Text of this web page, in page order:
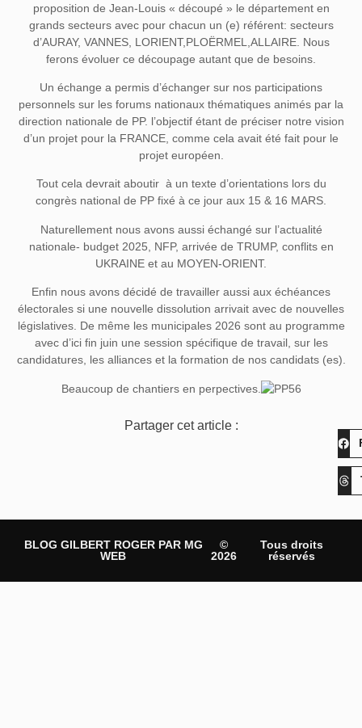
proposition de Jean-Louis « découpé » le département en
grands secteurs avec pour chacun un (e) référent: secteurs
d’AURAY, VANNES, LORIENT,PLOËRMEL,ALLAIRE. Nous
ferons évoluer ce découpage autant que de besoins.
Un échange a permis d’échanger sur nos participations
personnels sur les forums nationaux thématiques animés par la
direction nationale de PP. l’objectif étant de préciser notre vision
d’un projet pour la FRANCE, comme cela avait été fait pour le
projet européen.
Tout cela devrait aboutir à un texte d’orientations lors du
congrès national de PP fixé à ce jour aux 15 & 16 MARS.
Naturellement nous avons aussi échangé sur l’actualité
nationale- budget 2025, NFP, arrivée de TRUMP, conflits en
UKRAINE et au MOYEN-ORIENT.
Enfin nous avons décidé de travailler aussi aux échéances
électorales si une nouvelle dissolution arrivait avec de nouvelles
législatives. De même les municipales 2026 sont au programme
avec d’ici fin juin une session spécifique de travail, sur les
candidatures, les alliances et la formation de nos candidats (es).
Beaucoup de chantiers en perpectives.
Partager cet article :
BLOG GILBERT ROGER PAR MG
WEB
©
2026
Tous droits
réservés